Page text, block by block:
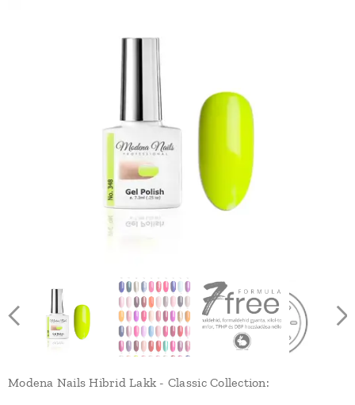
Modena Nails Hibrid Lakk - Classic Collection: